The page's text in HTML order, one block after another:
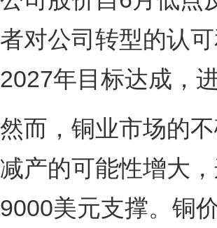
者对公司转型的认
2027年目标达成，
然而，铜业市场的
减产的可能性增大
9000美元支撑。铜